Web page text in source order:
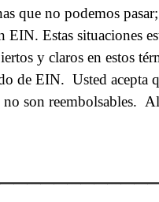
que no podemos
Estas situaciones
y claros en estos
de EIN. Usted acepta
son reembolsables.